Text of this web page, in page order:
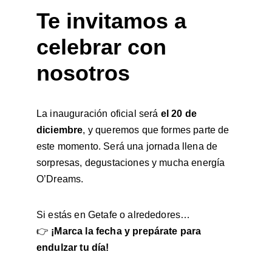
Te invitamos a
celebrar con
nosotros
La inauguración oficial será el 20 de
diciembre, y queremos que formes parte de
este momento. Será una jornada llena de
sorpresas, degustaciones y mucha energía
O’Dreams.
Si estás en Getafe o alrededores…
👉 ¡Marca la fecha y prepárate para
endulzar tu día!